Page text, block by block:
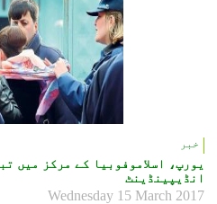
خبر
یورپ، اسلاموفوبیا کے مرکز میں
انڈیپینڈینٹ
Wednesday 15 March 2017